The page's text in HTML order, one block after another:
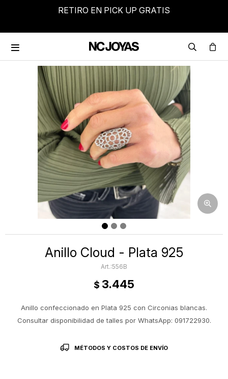
RETIRO EN PICK UP GRATIS

Anillo Cloud - Plata 925
556B
$ 3.445
Anillo confeccionado en Plata 925 con Circonias blancas.
Consultar disponibilidad de talles por WhatsApp: 091722930.
MÉTODOS Y COSTOS DE ENVÍO